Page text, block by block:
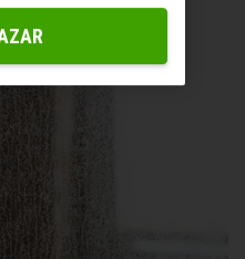
desperdicio.